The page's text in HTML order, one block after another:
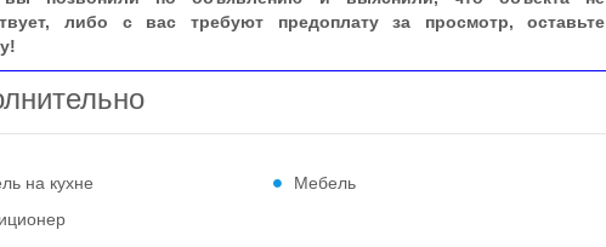
либо с вас требуют предоплату за просмотр, оставьте
на кухне
Мебель